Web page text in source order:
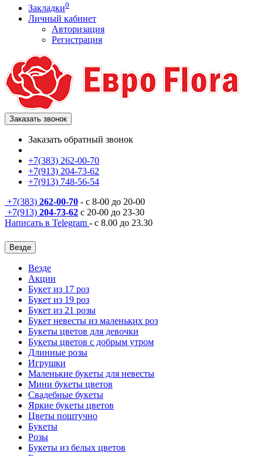
Закладки0
Личный кабинет
Авторизация
Регистрация
Заказать звонок
Заказать обратный звонок
+7(383) 262-00-70
+7(913) 204-73-62
+7(913) 748-56-54
+7(383) 262-00-70 - с 8-00 до 20-00
+7(913) 204-73-62 с 20-00 до 23-30
Написать в Telegram - с 8.00 до 23.30
Везде
Везде
Акции
Букет из 17 роз
Букет из 19 роз
Букет из 21 розы
Букет невесты из маленьких роз
Букеты цветов для девочки
Букеты цветов с добрым утром
Длинные розы
Игрушки
Маленькие букеты для невесты
Мини букеты цветов
Свадебные букеты
Яркие букеты цветов
Цветы поштучно
Букеты
Розы
Букеты из белых цветов